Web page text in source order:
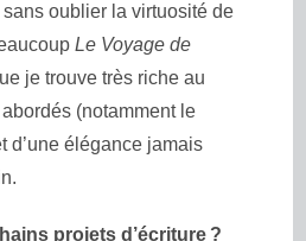
oublier la virtuosité de
Le Voyage de
je trouve très riche au
(notamment le
d’une élégance jamais
projets d’écriture ?